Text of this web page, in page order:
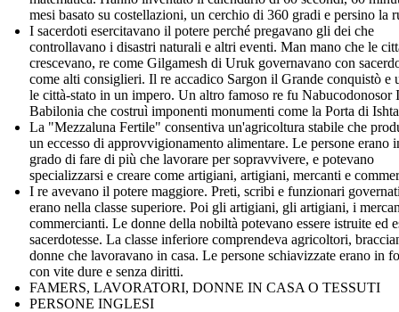
mesi basato su costellazioni, un cerchio di 360 gradi e persino la
I sacerdoti esercitavano il potere perché pregavano gli dei che
controllavano i disastri naturali e altri eventi. Man mano che le
crescevano, re come Gilgamesh di Uruk governavano con
come alti consiglieri. Il re accadico Sargon il Grande conquistò e
le città-stato in un impero. Un altro famoso re fu Nabucodonosor
Babilonia che costruì imponenti monumenti come la Porta di
La "Mezzaluna Fertile" consentiva un'agricoltura stabile che
un eccesso di approvvigionamento alimentare. Le persone erano
grado di fare di più che lavorare per sopravvivere, e potevano
specializzarsi e creare come artigiani, artigiani, mercanti e
I re avevano il potere maggiore. Preti, scribi e funzionari
erano nella classe superiore. Poi gli artigiani, gli artigiani, i
commercianti. Le donne della nobiltà potevano essere istruite ed
sacerdotesse. La classe inferiore comprendeva agricoltori,
donne che lavoravano in casa. Le persone schiavizzate erano in
con vite dure e senza diritti.
FAMERS, LAVORATORI, DONNE IN CASA O TESSUTI
PERSONE INGLESI